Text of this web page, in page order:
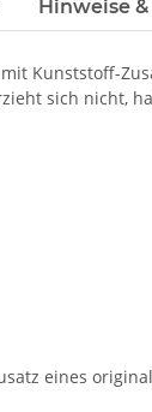
Hinweise
Kunststoff-
sich nicht,
eines